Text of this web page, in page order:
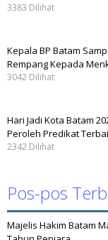
3383 Dilihat
Kepala BP Batam
Rempang Kepada
3042 Dilihat
Hari Jadi Kota Batam
Peroleh Predikat
2342 Dilihat
Pos-pos
Majelis Hakim Batam